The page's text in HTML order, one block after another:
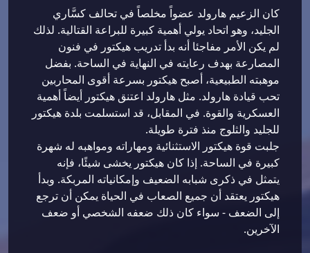
كان الزعيم هارولد عضواً مخلصاً في تحالف كسَّاري
الجليد، وهو اتحاد يولي أهمية كبيرة للبراعة القتالية. لذلك
لم يكن الأمر مفاجئا أنه بدأ تدريب هيكتور في فنون
المصارعة بهدف رعايته في النهاية في الساحة. بفضل
موهبته الطبيعية، أصبح هيكتور بسرعة أقوى المحاربين
تحب قيادة هارولد. مثل هارولد اعتنق هيكتور أيضاً أهمية
العسكرية والقوة. في المقابل، قد استسلمت بلدة هيكتور
للجليد والثلوج منذ فترة طويلة.
جلبت قوة هيكتور الاستثنائية ومهاراته ومواهبه له شهرة
كبيرة في الساحة. إذا كان هيكتور يخشى شيئًا، فإنه
يتمثل في ذكرى شبابه الضعيف وإمكانياته المربكة. وبدأ
هيكتور يعتقد أن جميع الصعاب في الحياة يمكن أن ترجع
إلى الضعف - سواء كان ذلك ضعفه الشخصي أو ضعف
الآخرين.